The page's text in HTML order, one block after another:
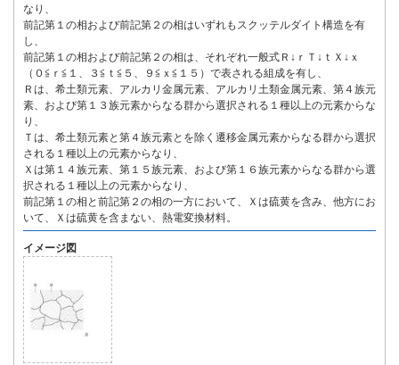
なり、
前記第１の相および前記第２の相はいずれもスクッテルダイト構造を有
し、
前記第１の相および前記第２の相は、それぞれ一般式Ｒ↓ｒＴ↓ｔＸ↓ｘ
（０≦ｒ≦１、３≦ｔ≦５、９≦ｘ≦１５）で表される組成を有し、
Ｒは、希土類元素、アルカリ金属元素、アルカリ土類金属元素、第４族元
素、および第１３族元素からなる群から選択される１種以上の元素からな
り、
Ｔは、希土類元素と第４族元素とを除く遷移金属元素からなる群から選択
される１種以上の元素からなり、
Ｘは第１４族元素、第１５族元素、および第１６族元素からなる群から選
択される１種以上の元素からなり、
前記第１の相と前記第２の相の一方において、Ｘは硫黄を含み、他方にお
いて、Ｘは硫黄を含まない、熱電変換材料。
イメージ図